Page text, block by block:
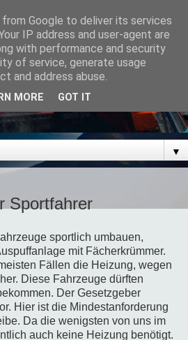
▼
Sportfahrer
sportlich umbauen,
mit Fächerkrümmer.
Fällen die Heizung, wegen
Diese Fahrzeuge dürften
Der Gesetzgeber
Hier ist die Mindestanforderung
Da die wenigsten von uns im
auch keine Heizung benötigt.
Google to deliver its services
IP address and user-agent are
with performance and security
of service, generate usage
and address abuse.
MORE GOT IT